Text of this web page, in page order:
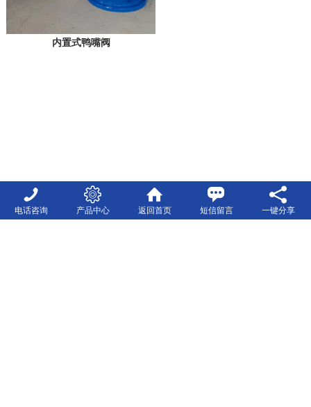
内置式鸭嘴阀
电话咨询 产品中心 返回首页 短信留言 一键分享